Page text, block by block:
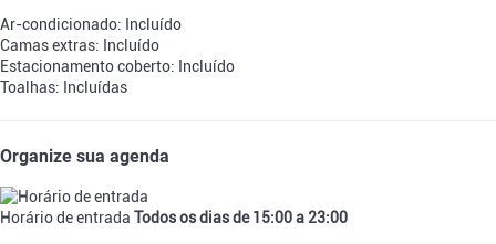
Ar-condicionado: Incluído
Camas extras: Incluído
Estacionamento coberto: Incluído
Toalhas: Incluídas
Organize sua agenda
Horário de entrada Todos os dias de 15:00 a 23:00